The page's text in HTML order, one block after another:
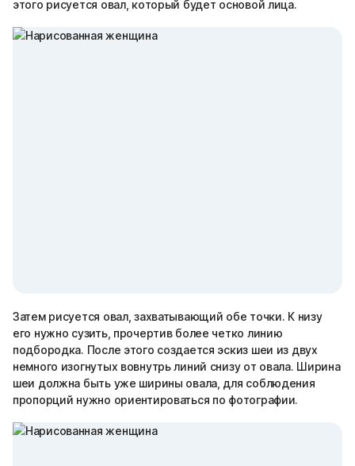
этого рисуется овал, который будет основой лица.
Затем рисуется овал, захватывающий обе точки. К низу
его нужно сузить, прочертив более четко линию
подбородка. После этого создается эскиз шеи из двух
немного изогнутых вовнутрь линий снизу от овала. Ширина
шеи должна быть уже ширины овала, для соблюдения
пропорций нужно ориентироваться по фотографии.